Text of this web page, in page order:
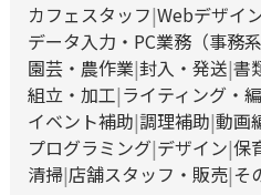
カフェスタッフ Webデザイ
データ入力・PC業務（事務系
園芸・農作業 封入・発送 書
組立・加工 ライティング・
イベント補助 調理補助 動画
プログラミング デザイン 保
清掃 店舗スタッフ・販売 そ